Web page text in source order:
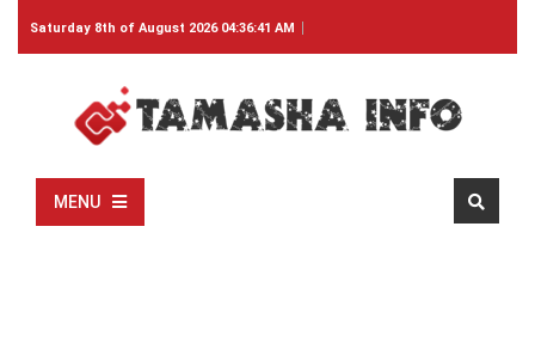
Saturday 8th of August 2026 04:36:41 AM
MENU